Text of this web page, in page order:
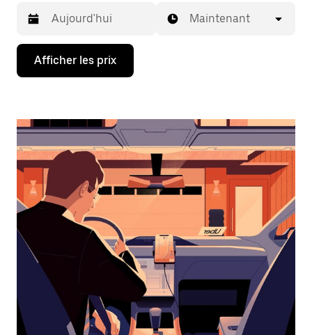
Appuyez
la
bas
interagir
avec
calendrier
et
sélectionner
une
date.
Appuyez
d'échappement
pour
fermer
Maintenant
Afficher les prix